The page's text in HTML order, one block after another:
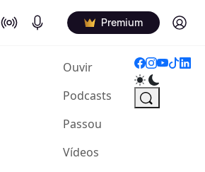
On Air Podcasts Premium Log in
Ouvir(current)
Podcasts
Passou
Vídeos